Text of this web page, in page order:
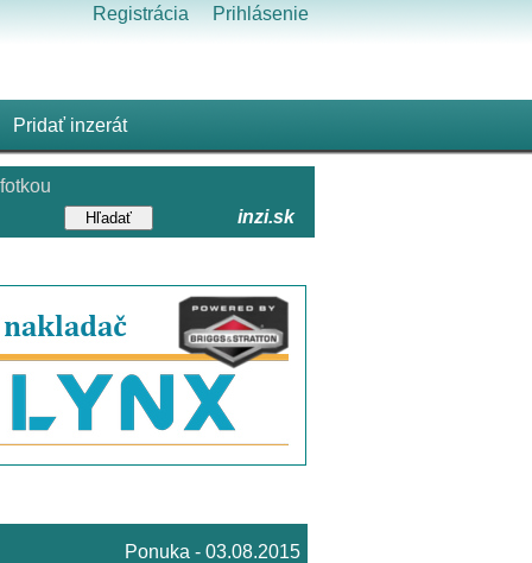
Registrácia Prihlásenie
Pridať inzerát
inzi.sk
Ponuka - 03.08.2015